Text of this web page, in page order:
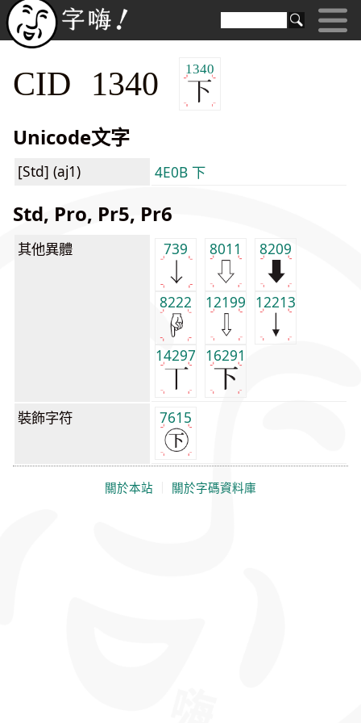
CID 1340 1340
Unicode文字
[Std] (aj1) 4E0B 下
Std, Pro, Pr5, Pr6
其他異體 739 8011 8209
8222 12199 12213
14297 16291
裝飾字符 7615
關於本站 關於字碼資料庫